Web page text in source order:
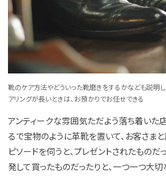
靴のケア方法やどういった靴磨きをするかなども説明
アリングが長いときは、お預かりでお任せできる
アンティークな雰囲気ただよう落ち着いた
るで宝物のように革靴を置いて、お客さま
ピソードを伺うと、プレゼントされたものだ
発して買ったものだったりと、一つ一つ大